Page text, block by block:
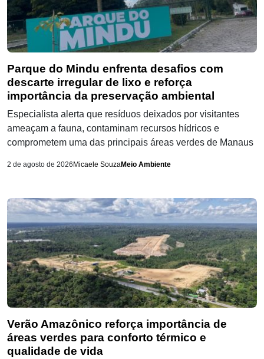
Parque do Mindu enfrenta desafios com
descarte irregular de lixo e reforça
importância da preservação ambiental
Especialista alerta que resíduos deixados por visitantes
ameaçam a fauna, contaminam recursos hídricos e
comprometem uma das principais áreas verdes de Manaus
2 de agosto de 2026 Micaele SouzaMeio Ambiente
Verão Amazônico reforça importância de
áreas verdes para conforto térmico e
qualidade de vida